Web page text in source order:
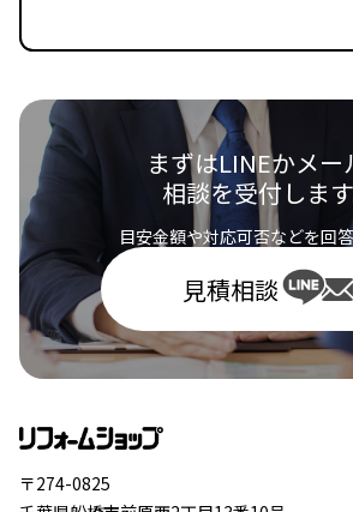
まずはLINEかメー
相談を受付しま
目安金額や対応可否などを回答
見積相談
〒274-0825